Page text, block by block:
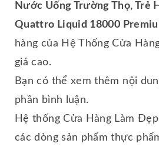
Nước Uống Trường Thọ, Trẻ
Quattro Liquid 18000
hàng của Hệ Thống Cửa
giá cao.
Bạn có thể xem thêm nội
phần bình luận.
Hệ thống Cửa Hàng Làm
các dòng sản phẩm thực